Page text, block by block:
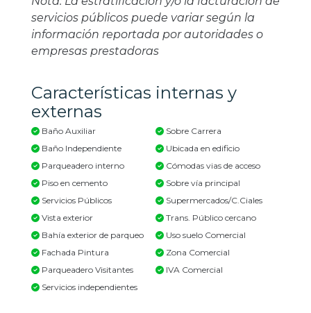
servicios públicos puede variar según la
información reportada por autoridades o
empresas prestadoras
Características internas y
externas
Baño Auxiliar
Baño Independiente
Parqueadero interno
Piso en cemento
Servicios Públicos
Vista exterior
Bahía exterior de parqueo
Fachada Pintura
Parqueadero Visitantes
Servicios independientes
Sobre Carrera
Ubicada en edificio
Cómodas vias de acceso
Sobre vía principal
Supermercados/C.Ciales
Trans. Público cercano
Uso suelo Comercial
Zona Comercial
IVA Comercial